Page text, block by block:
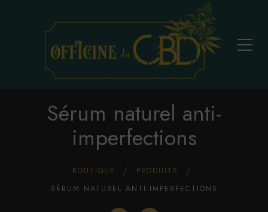
Sérum naturel anti-
imperfections
BOUTIQUE
PRODUITS
SÉRUM NATUREL ANTI-IMPERFECTIONS